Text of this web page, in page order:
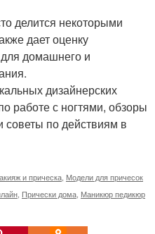
делится некоторыми
дает оценку
домашнего и
дизайнерских
работе с ногтями, обзоры
советы по действиям в
и прическа Модели для причесок
Прически дома Маникюр педикюр